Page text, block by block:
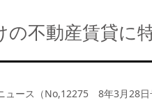
の不動産賃貸に
ュース（No,12275 8年3月28